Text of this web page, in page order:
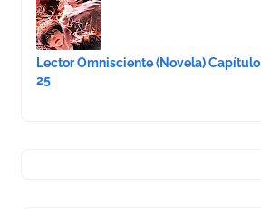
Lector Omnisciente (Novela) Capítulo
25